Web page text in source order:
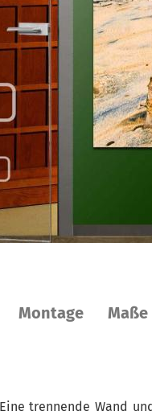
Montage Maße
trennende Wand